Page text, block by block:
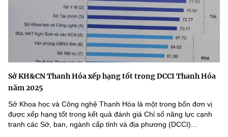
Sở KH&CN Thanh Hóa xếp hạng tốt trong DCCI Thanh Hóa
năm 2025
Sở Khoa học và Công nghệ Thanh Hóa là một trong bốn đơn vị
được xếp hạng tốt trong kết quả đánh giá Chỉ số năng lực cạnh
tranh các Sở, ban, ngành cấp tỉnh và địa phương (DCCI)...